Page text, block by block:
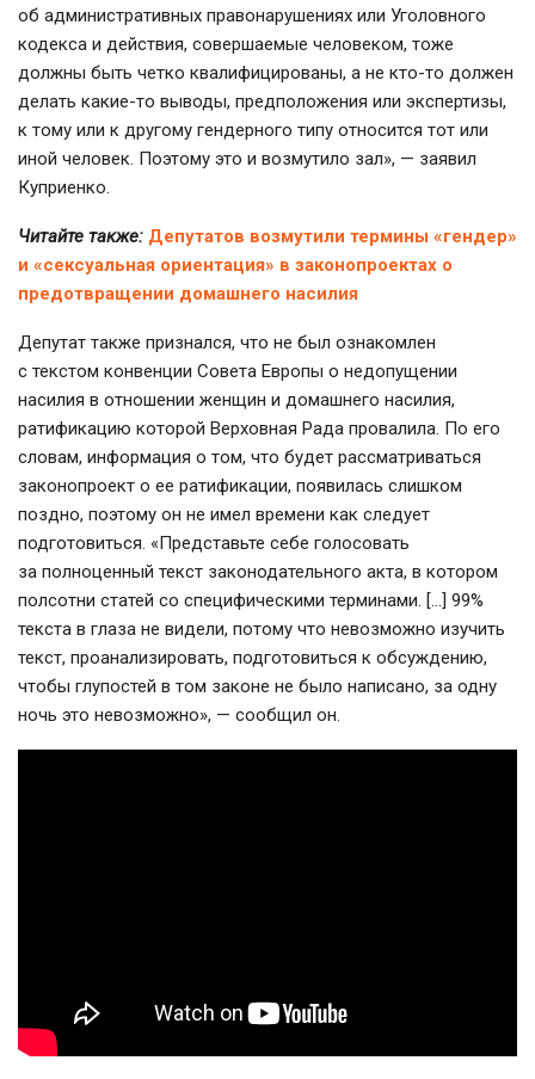
об административных правонарушениях или Уголовного
кодекса и действия, совершаемые человеком, тоже
должны быть четко квалифицированы, а не кто-то должен
делать какие-то выводы, предположения или экспертизы,
к тому или к другому гендерного типу относится тот или
иной человек. Поэтому это и возмутило зал», — заявил
Куприенко.
Читайте также: Депутатов возмутили термины «гендер»
и «сексуальная ориентация» в законопроектах о
предотвращении домашнего насилия
Депутат также признался, что не был ознакомлен
с текстом конвенции Совета Европы о недопущении
насилия в отношении женщин и домашнего насилия,
ратификацию которой Верховная Рада провалила. По его
словам, информация о том, что будет рассматриваться
законопроект о ее ратификации, появилась слишком
поздно, поэтому он не имел времени как следует
подготовиться. «Представьте себе голосовать
за полноценный текст законодательного акта, в котором
полсотни статей со специфическими терминами. […] 99%
текста в глаза не видели, потому что невозможно изучить
текст, проанализировать, подготовиться к обсуждению,
чтобы глупостей в том законе не было написано, за одну
ночь это невозможно», — сообщил он.